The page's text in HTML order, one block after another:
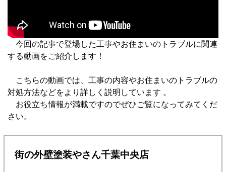
今回の記事で登場した工事やお住まいのトラブルに関連
する動画をご紹介します！
こちらの動画では、工事の内容やお住まいのトラブルの
対処方法などをより詳しく説明しています 。
お役立ち情報が満載ですのでぜひご覧になってみてくだ
さい。
街の外壁塗装やさん千葉中央店